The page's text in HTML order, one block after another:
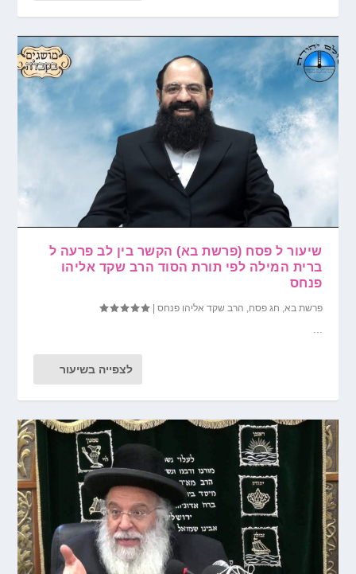
שיעור ל פסח (פרשת בא) הקשר בין לב פרעה ל
ברית המילה לפי תורת הסוד הרב שקד אליהו
פנחס
פרשת בא, חג פסח, הרב שקד אליהו פנחס |
...
לצפייה בשיעור